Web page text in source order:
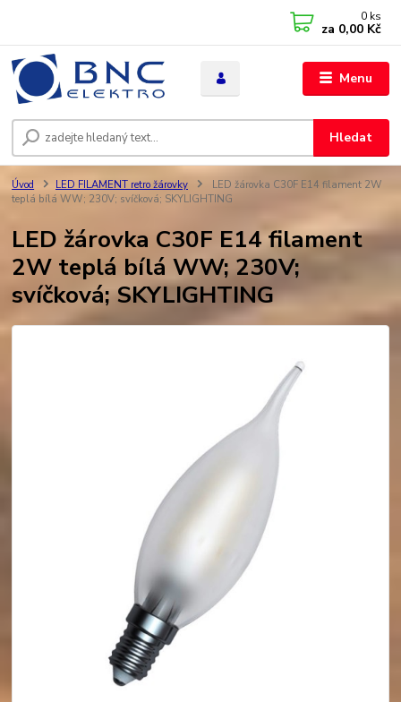
Menu
Hledat
0 ks
za 0,00 Kč
Úvod LED FILAMENT retro žárovky
LED žárovka C30F E14 filament 2W
teplá bílá WW; 230V; svíčková; SKYLIGHTING
LED žárovka C30F E14 filament
2W teplá bílá WW; 230V;
svíčková; SKYLIGHTING